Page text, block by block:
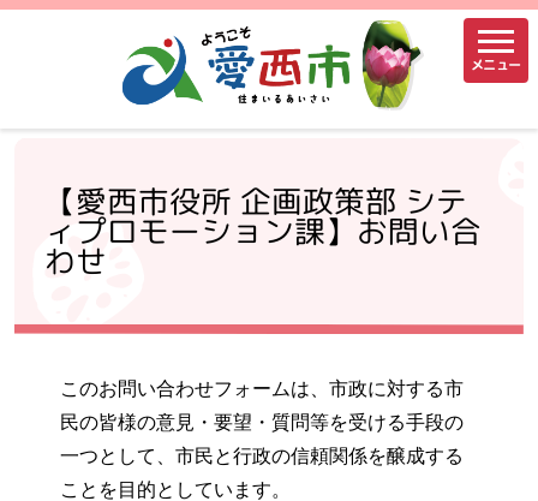
メニュー
【愛西市役所 企画政策部 シテ
ィプロモーション課】お問い合
わせ
このお問い合わせフォームは、市政に対する市
民の皆様の意見・要望・質問等を受ける手段の
一つとして、市民と行政の信頼関係を醸成する
ことを目的としています。